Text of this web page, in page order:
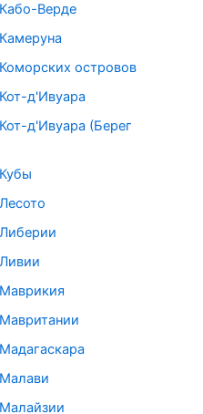
Верде
островов
д'Ивуара
д'Ивуара (Берег